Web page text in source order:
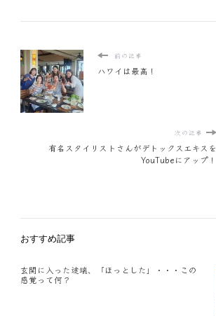
前の記事
ハワイは最高！
次の記事
有名スタイリストさんがデトックスエキスを
YouTubeにアップ！
おすすめ記事
玄関に入った途端、「ほっとした」・・・この
感覚って何？